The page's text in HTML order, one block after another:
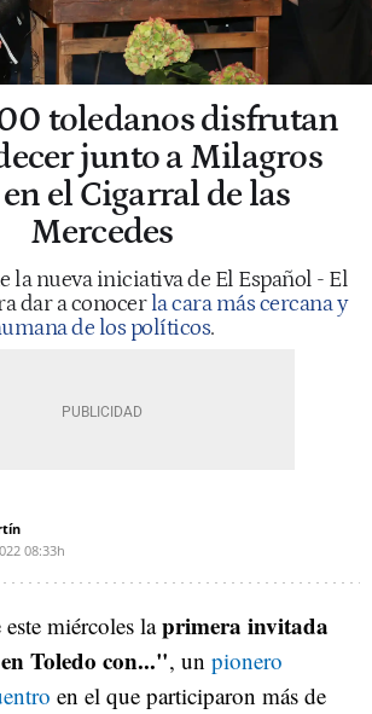
toledanos disfrutan
junto a Milagros
el Cigarral de las
Mercedes
la nueva iniciativa de El Español - El
dar a conocerla cara más cercana y
de los políticos.
08:33h
miércoles laprimera invitada
Toledo con...", un pionero
en el que participaron más de